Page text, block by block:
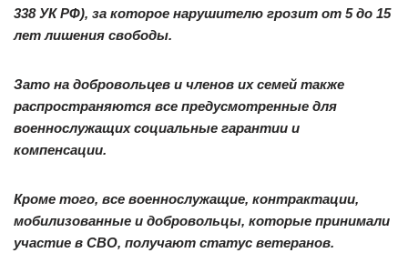
338 УК РФ), за которое нарушителю грозит от 5 до 15
лет лишения свободы.
Зато на добровольцев и членов их семей также
распространяются все предусмотренные для
военнослужащих социальные гарантии и
компенсации.
Кроме того, все военнослужащие, контрактации,
мобилизованные и добровольцы, которые принимали
участие в СВО, получают статус ветеранов.